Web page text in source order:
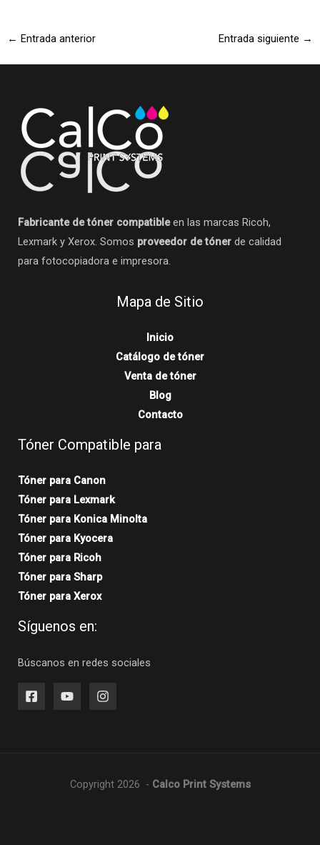
← Entrada anterior Entrada siguiente →
Fabricante de tóner compatibleen las marcas Ricoh,
Lexmark y Xerox. Somos proveedor de tóner de calidad
para fotocopiadora e impresora.
Mapa de Sitio
Inicio
Catálogo de tóner
Venta de tóner
Blog
Contacto
Tóner Compatible para
Tóner para Canon
Tóner para Lexmark
Tóner para Konica Minolta
Tóner para Kyocera
Tóner para Ricoh
Tóner para Sharp
Tóner para Xerox
Síguenos en:
Búscanos en redes sociales
Copyright 2026 - Calco Print Systems